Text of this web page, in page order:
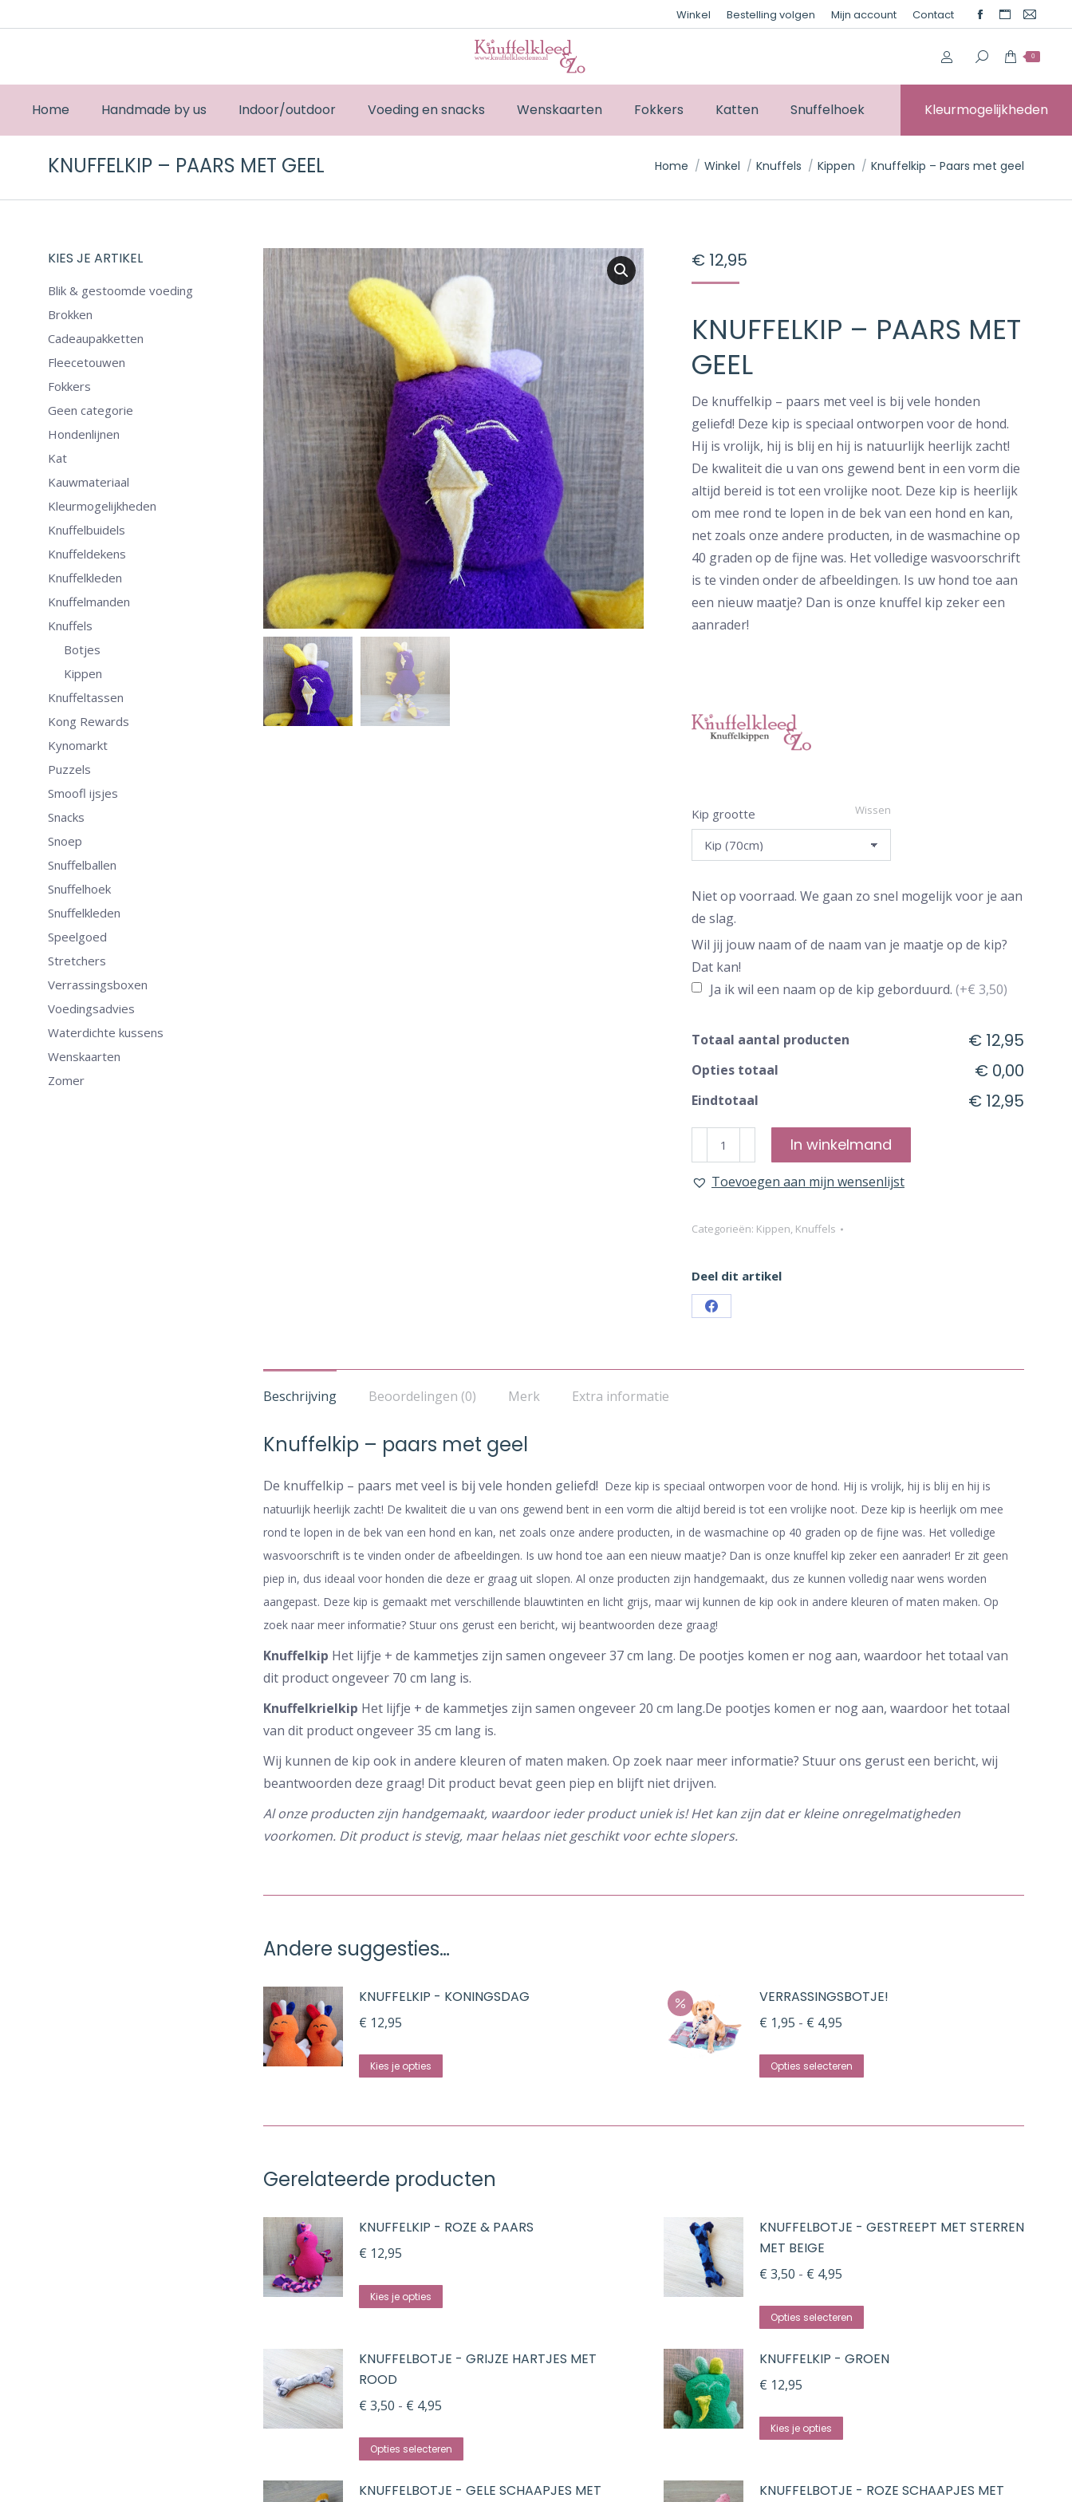
Winkel Bestelling volgen Mijn account Contact
Facebook
opens
in
new
Website
opens
in
new
Mail
opens
in
new
0
Home Handmade by us Indoor/outdoor Voeding en snacks Wenskaarten Fokkers Katten Snuffelhoek Kleurmogelijkheden
KNUFFELKIP – PAARS MET GEEL Je bent hier:
Home Winkel Knuffels Kippen Knuffelkip – Paars met geel
€ 12,95
KNUFFELKIP – PAARS MET
GEEL
De knuffelkip – paars met veel is bij vele honden
geliefd! Deze kip is speciaal ontworpen voor de hond.
Hij is vrolijk, hij is blij en hij is natuurlijk heerlijk zacht!
De kwaliteit die u van ons gewend bent in een vorm die
altijd bereid is tot een vrolijke noot. Deze kip is heerlijk
om mee rond te lopen in de bek van een hond en kan,
net zoals onze andere producten, in de wasmachine op
40 graden op de fijne was. Het volledige wasvoorschrift
is te vinden onder de afbeeldingen. Is uw hond toe aan
een nieuw maatje? Dan is onze knuffel kip zeker een
aanrader!
Kip grootte Wissen
Niet op voorraad. We gaan zo snel mogelijk voor je aan
de slag.
Wil jij jouw naam of de naam van je maatje op de kip?
Dat kan!
Ja ik wil een naam op de kip geborduurd. (+€ 3,50)
Totaal aantal producten € 12,95
Opties totaal € 0,00
Eindtotaal € 12,95
Knuffelkip
-
Paars
geel
In winkelmand
Toevoegen aan mijn wensenlijst
Categorieën: Kippen, Knuffels
Deel dit artikel
Share
Facebook
Beschrijving
Beoordelingen (0) Merk Extra informatie
Knuffelkip – paars met geel
De knuffelkip – paars met veel is bij vele honden geliefd! Deze kip is speciaal ontworpen voor de hond. Hij is vrolijk, hij is blij en hij is
natuurlijk heerlijk zacht! De kwaliteit die u van ons gewend bent in een vorm die altijd bereid is tot een vrolijke noot. Deze kip is heerlijk om mee
rond te lopen in de bek van een hond en kan, net zoals onze andere producten, in de wasmachine op 40 graden op de fijne was. Het volledige
wasvoorschrift is te vinden onder de afbeeldingen. Is uw hond toe aan een nieuw maatje? Dan is onze knuffel kip zeker een aanrader! Er zit geen
piep in, dus ideaal voor honden die deze er graag uit slopen. Al onze producten zijn handgemaakt, dus ze kunnen volledig naar wens worden
aangepast. Deze kip is gemaakt met verschillende blauwtinten en licht grijs, maar wij kunnen de kip ook in andere kleuren of maten maken. Op
zoek naar meer informatie? Stuur ons gerust een bericht, wij beantwoorden deze graag!
Knuffelkip Het lijfje + de kammetjes zijn samen ongeveer 37 cm lang. De pootjes komen er nog aan, waardoor het totaal van
dit product ongeveer 70 cm lang is.
Knuffelkrielkip Het lijfje + de kammetjes zijn samen ongeveer 20 cm lang.De pootjes komen er nog aan, waardoor het totaal
van dit product ongeveer 35 cm lang is.
Wij kunnen de kip ook in andere kleuren of maten maken. Op zoek naar meer informatie? Stuur ons gerust een bericht, wij
beantwoorden deze graag! Dit product bevat geen piep en blijft niet drijven.
Al onze producten zijn handgemaakt, waardoor ieder product uniek is! Het kan zijn dat er kleine onregelmatigheden
voorkomen. Dit product is stevig, maar helaas niet geschikt voor echte slopers.
Andere suggesties…
KNUFFELKIP - KONINGSDAG
€ 12,95
Kies je opties
VERRASSINGSBOTJE!
€ 1,95 - € 4,95
tot
Opties selecteren
meerdere
kan
de
productpagina
Gerelateerde producten
KNUFFELKIP - ROZE & PAARS
€ 12,95
Kies je opties
KNUFFELBOTJE - GESTREEPT MET STERREN
MET BEIGE
€ 3,50 - € 4,95
tot
Opties selecteren
heeft
gekozen
KNUFFELBOTJE - GRIJZE HARTJES MET
ROOD
€ 3,50 - € 4,95
tot
Opties selecteren
heeft
KNUFFELKIP - GROEN
€ 12,95
Kies je opties
KNUFFELBOTJE - GELE SCHAAPJES MET
KNUFFELBOTJE - ROZE SCHAAPJES MET
KIES JE ARTIKEL
Blik & gestoomde voeding
Brokken
Cadeaupakketten
Fleecetouwen
Fokkers
Geen categorie
Hondenlijnen
Kat
Kauwmateriaal
Kleurmogelijkheden
Knuffelbuidels
Knuffeldekens
Knuffelkleden
Knuffelmanden
Knuffels
Botjes
Kippen
Knuffeltassen
Kong Rewards
Kynomarkt
Puzzels
Smoofl ijsjes
Snacks
Snoep
Snuffelballen
Snuffelhoek
Snuffelkleden
Speelgoed
Stretchers
Verrassingsboxen
Voedingsadvies
Waterdichte kussens
Wenskaarten
Zomer